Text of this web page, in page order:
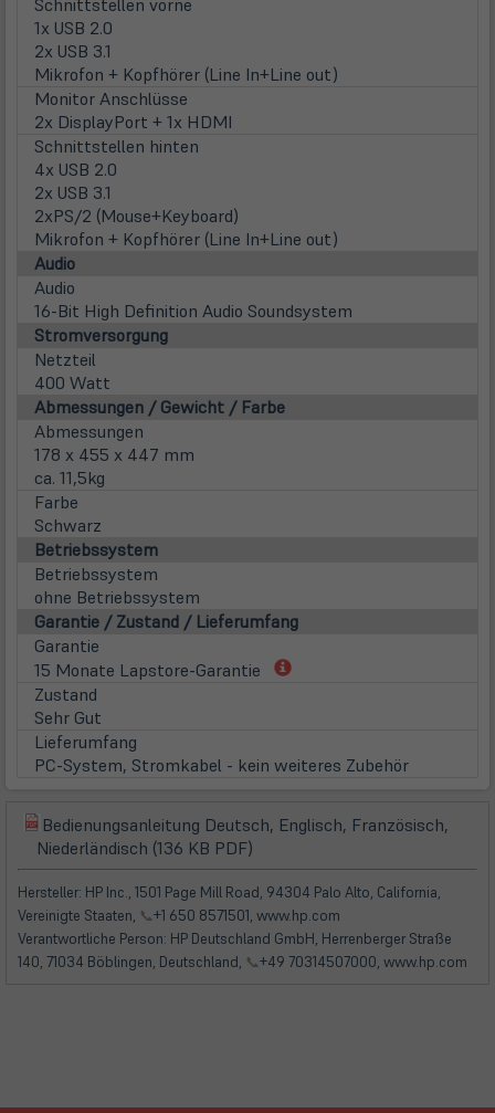
Schnittstellen vorne
1x USB 2.0
2x USB 3.1
Mikrofon + Kopfhörer (Line In+Line out)
Monitor Anschlüsse
2x DisplayPort + 1x HDMI
Schnittstellen hinten
4x USB 2.0
2x USB 3.1
2xPS/2 (Mouse+Keyboard)
Mikrofon + Kopfhörer (Line In+Line out)
Audio
Audio
16-Bit High Definition Audio Soundsystem
Stromversorgung
Netzteil
400 Watt
Abmessungen / Gewicht / Farbe
Abmessungen
178 x 455 x 447 mm
ca. 11,5kg
Farbe
Schwarz
Betriebssystem
Betriebssystem
ohne Betriebssystem
Garantie / Zustand / Lieferumfang
Garantie
15 Monate Lapstore-Garantie
(öffnet
Zustand
Sehr Gut
Lieferumfang
PC-System, Stromkabel - kein weiteres Zubehör
(öffnet
in
neuem
Tab)
Bedienungsanleitung Deutsch, Englisch, Französisch,
Niederländisch (136 KB PDF)
in
neuem
Tab)
Hersteller: HP Inc., 1501 Page Mill Road, 94304 Palo Alto, California,
Vereinigte Staaten, 📞+1 650 8571501, www.hp.com
Verantwortliche Person: HP Deutschland GmbH, Herrenberger Straße
140, 71034 Böblingen, Deutschland, 📞+49 70314507000, www.hp.com